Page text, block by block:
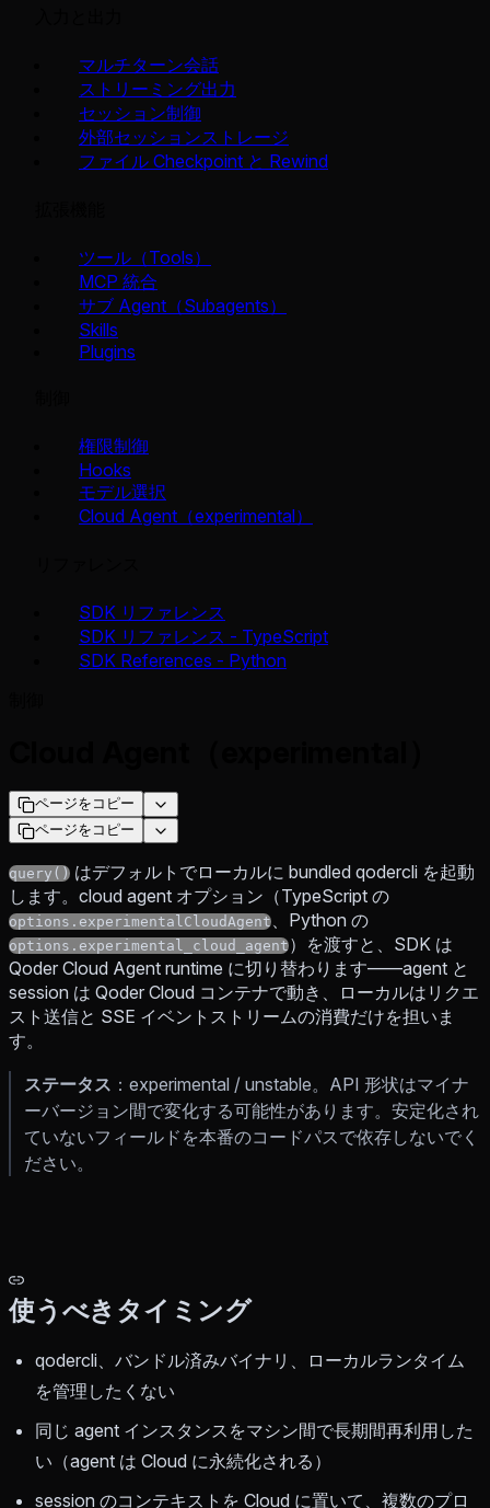
マルチターン会話
ストリーミング出力
セッション制御
外部セッションストレージ
ファイル Checkpoint と Rewind
ツール（Tools）
MCP 統合
サブ Agent（Subagents）
Skills
Plugins
権限制御
Hooks
モデル選択
Cloud Agent（experimental）
SDK リファレンス
SDK リファレンス - TypeScript
SDK References - Python
ページをコピー
ページをコピー
query() はデフォルトでローカルに bundled qodercli を起動
します。cloud agent オプション（TypeScript の
options.experimentalCloudAgent、Python の
options.experimental_cloud_agent）を渡すと、SDK は
Qoder Cloud Agent runtime に切り替わります——agent と
session は Qoder Cloud コンテナで動き、ローカルはリクエ
スト送信と SSE イベントストリームの消費だけを担いま
す。
ステータス ：experimental / unstable。API 形状はマイナ
ーバージョン間で変化する可能性があります。安定化され
ていないフィールドを本番のコードパスで依存しないでく
ださい。
使うべきタイミング
qodercli、バンドル済みバイナリ、ローカルランタイム
を管理したくない
同じ agent インスタンスをマシン間で長期間再利用した
い（agent は Cloud に永続化される）
session のコンテキストを Cloud に置いて、複数のプロ